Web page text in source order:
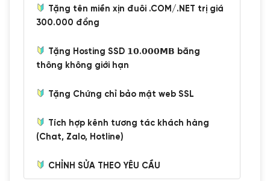
Tặng tên miền xịn đuôi .COM/.NET trị giá
300.000 đồng
Tặng Hosting SSD 𝟭𝟬.𝟬𝟬𝟬𝗠𝗕 băng
thông không giới hạn
Tặng Chứng chỉ bảo mật web SSL
Tích hợp kênh tương tác khách hàng
(Chat, Zalo, Hotline)
CHỈNH SỬA THEO YÊU CẦU